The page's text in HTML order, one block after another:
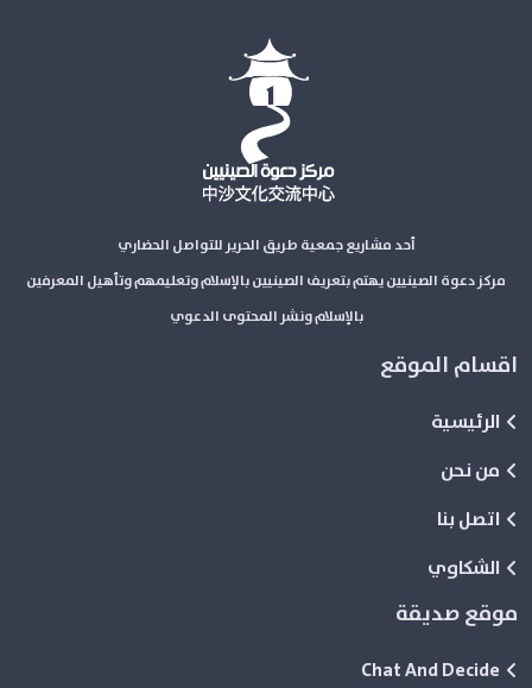
أحد مشاريع جمعية طريق الحرير للتواصل الحضاري
مركز دعوة الصينيين يهتم بتعريف الصينيين بالإسلام وتعليمهم وتأهيل المعرفين
بالإسلام ونشر المحتوى الدعوي
اقسام الموقع
الرئيسية
من نحن
اتصل بنا
الشكاوي
موقع صديقة
Chat And Decide